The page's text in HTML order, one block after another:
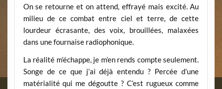
On se retourne et on attend, effrayé mais excité. Au
milieu de ce combat entre ciel et terre, de cette
lourdeur écrasante, des voix, brouillées, malaxées
dans une fournaise radiophonique.
La réalité m’échappe, je m’en rends compte seulement.
Songe de ce que j’ai déjà entendu ? Percée d’une
matérialité qui me dégoutte ? C’est rugueux comme